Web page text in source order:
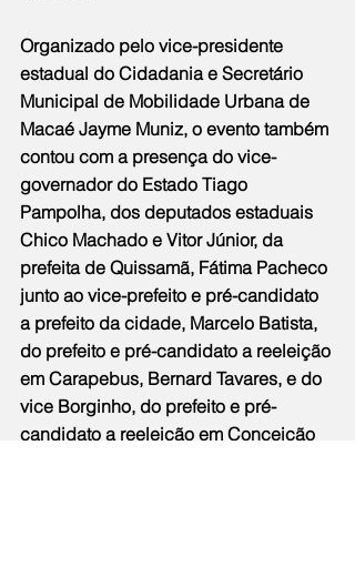
Organizado pelo vice-presidente
estadual do Cidadania e Secretário
Municipal de Mobilidade Urbana de
Macaé Jayme Muniz, o evento também
contou com a presença do vice-
governador do Estado Tiago
Pampolha, dos deputados estaduais
Chico Machado e Vitor Júnior, da
prefeita de Quissamã, Fátima Pacheco
junto ao vice-prefeito e pré-candidato
a prefeito da cidade, Marcelo Batista,
do prefeito e pré-candidato a reeleição
em Carapebus, Bernard Tavares, e do
vice Borginho, do prefeito e pré-
candidato a reeleição em Conceição